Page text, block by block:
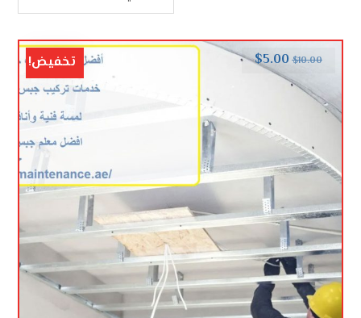
$10.00
$5.00 تخفيض!